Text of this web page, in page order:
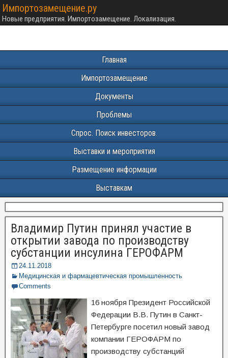
Импортозамещение.ру
Новые предприятия. Импортозамещение. Локализация.
Главная
Импортозамещение
Документы
Проблемы
Спрос. Поиск инвесторов.
Выставки и мероприятия
Размещение информации
Выставкам
Владимир Путин принял участие в
открытии завода по производству
субстанции инсулина ГЕРОФАРМ
24.11.2018
Медицинская и фармацевтическая промышленность
Comments
16 ноября Президент Российской
Федерации В.В. Путин в Санкт-
Петербурге посетил новый завод
компании ГЕРОФАРМ по
производству субстанций